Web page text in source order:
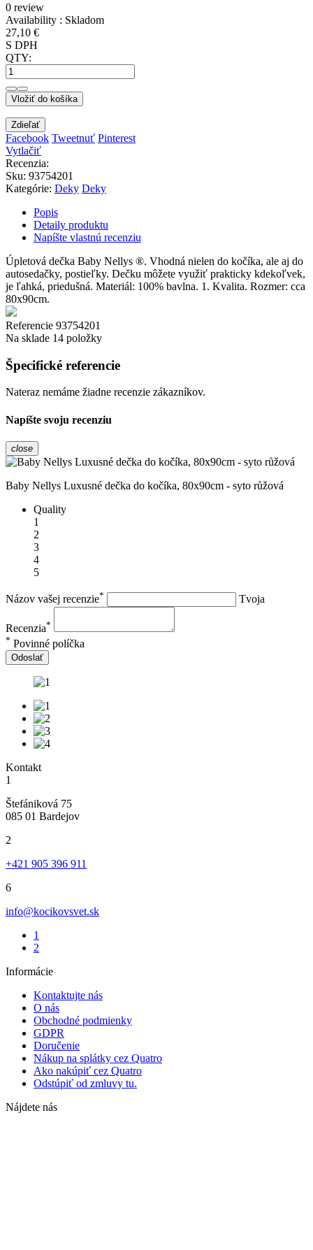
0 review
Availability : Skladom
27,10 €
S DPH
QTY:
Vložiť do košíka
Zdieľať
Facebook Tweetnuť Pinterest
Vytlačiť
Recenzia:
Sku: 93754201
Kategórie: Deky Deky
Popis
Detaily produktu
Napíšte vlastnú recenziu
Úpletová dečka Baby Nellys ®. Vhodná nielen do kočíka, ale aj do
autosedačky, postieľky. Dečku môžete využiť prakticky kdekoľvek,
je ľahká, priedušná. Materiál: 100% bavlna. 1. Kvalita. Rozmer: cca
80x90cm.
Referencie 93754201
Na sklade 14 položky
Špecifické referencie
Nateraz nemáme žiadne recenzie zákazníkov.
Napíšte svoju recenziu
close
Baby Nellys Luxusné dečka do kočíka, 80x90cm - syto růžová
Quality
1
2
3
4
5
Názov vašej recenzie* Tvoja
Recenzia*
* Povinné políčka
Odoslať
Kontakt
1
Štefániková 75
085 01 Bardejov
2
+421 905 396 911
6
info@kocikovsvet.sk
1
2
Informácie
Kontaktujte nás
O nás
Obchodné podmienky
GDPR
Doručenie
Nákup na splátky cez Quatro
Ako nakúpiť cez Quatro
Odstúpiť od zmluvy tu.
Nájdete nás